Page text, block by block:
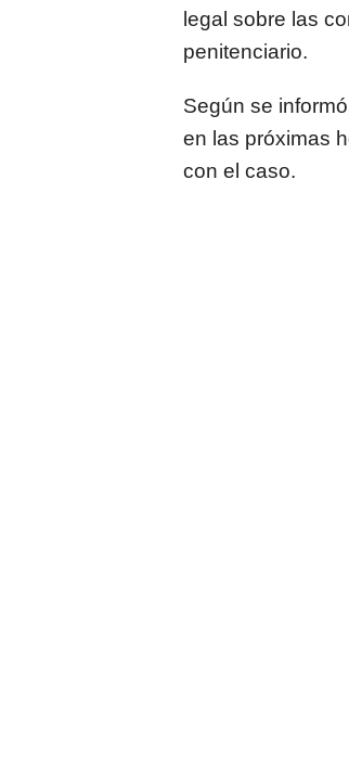
legal sobre las
penitenciario.
Según se
en las próximas
con el caso.